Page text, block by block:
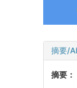
摘要/
摘要：